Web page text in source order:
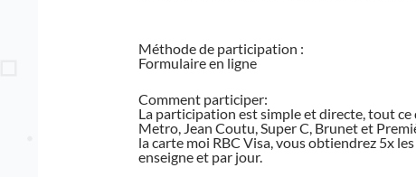
Méthode de participation :
Formulaire en ligne
Comment participer:
La participation est simple et directe, tout ce
Metro, Jean Coutu, Super C, Brunet et
la carte moi RBC Visa, vous obtiendrez 5x
enseigne et par jour.